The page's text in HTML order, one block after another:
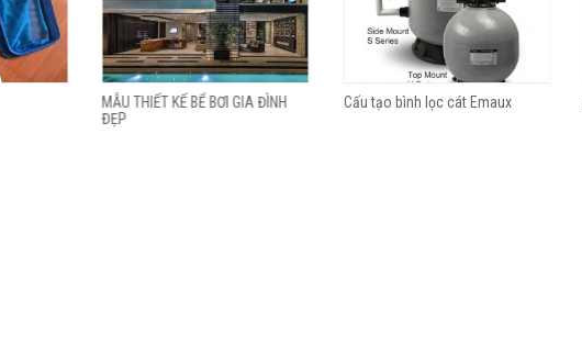
MẪU THIẾT KẾ BỂ BƠI GIA ĐÌNH
ĐẸP
Cấu tạo bình lọc cát Emaux